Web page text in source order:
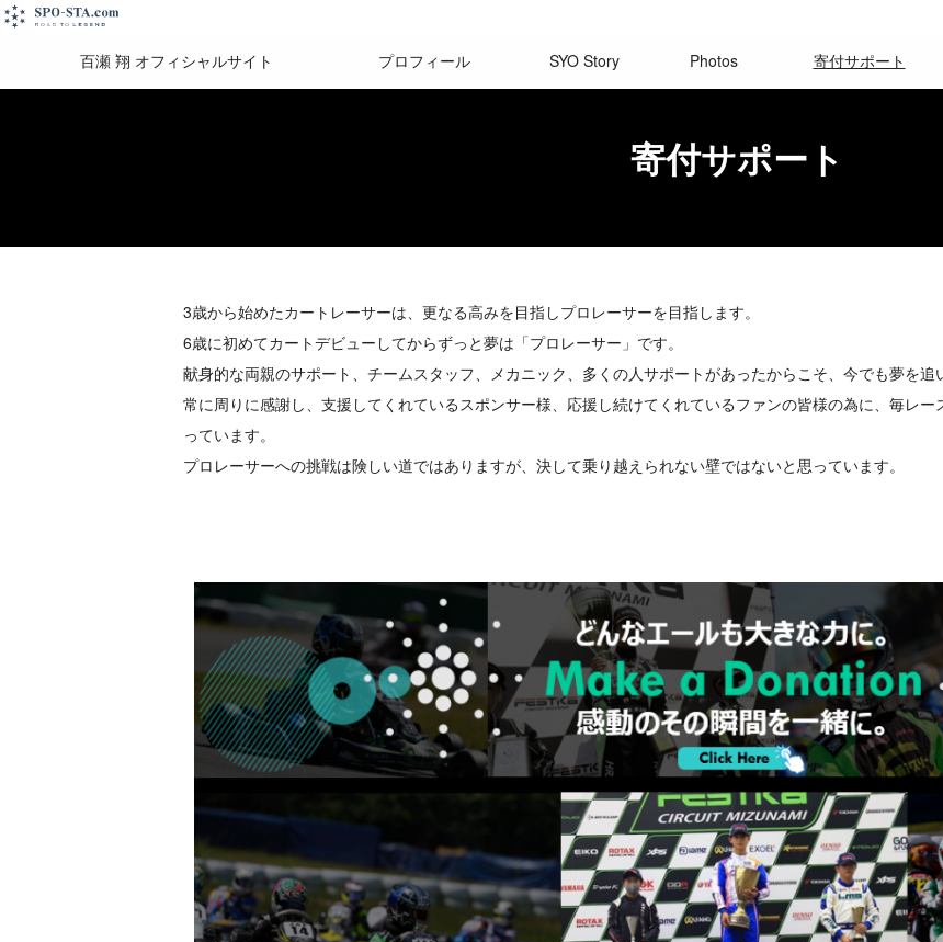
百瀬 翔 オフィシャルサイト プロフィール SYO Story Photos 寄付サポート
寄付サポート
3歳から始めたカートレーサーは、更なる高みを目指しプロレーサーを目指します。
6歳に初めてカートデビューしてからずっと夢は「プロレーサー」です。
献身的な両親のサポート、チームスタッフ、メカニック、多くの人サポートがあったからこそ、今でも夢を追
常に周りに感謝し、支援してくれているスポンサー様、応援し続けてくれているファンの皆様の為に、毎レ
っています。
プロレーサーへの挑戦は険しい道ではありますが、決して乗り越えられない壁ではないと思っています。